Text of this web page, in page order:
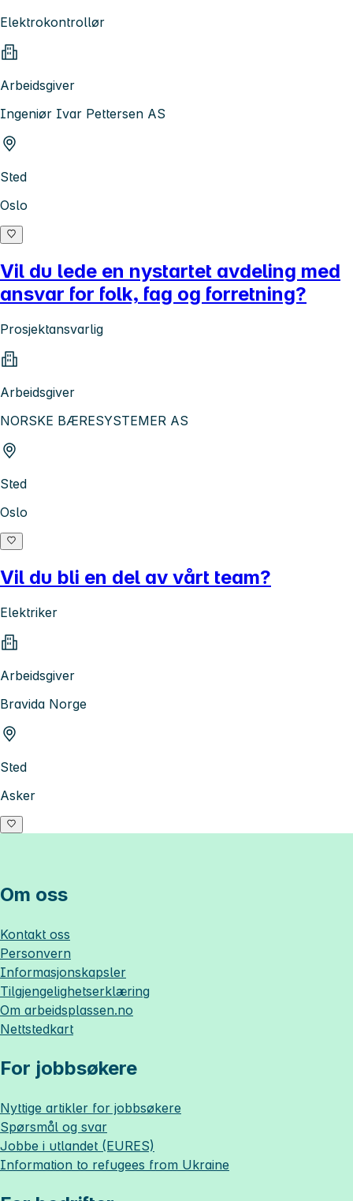
Elektrokontrollør
Arbeidsgiver
Ingeniør Ivar Pettersen AS
Sted
Oslo
Vil du lede en nystartet avdeling med
ansvar for folk, fag og forretning?
Prosjektansvarlig
Arbeidsgiver
NORSKE BÆRESYSTEMER AS
Sted
Oslo
Vil du bli en del av vårt team?
Elektriker
Arbeidsgiver
Bravida Norge
Sted
Asker
Om oss
Kontakt oss
Personvern
Informasjonskapsler
Tilgjengelighetserklæring
Om arbeidsplassen.no
Nettstedkart
For jobbsøkere
Nyttige artikler for jobbsøkere
Spørsmål og svar
Jobbe i utlandet (EURES)
Information to refugees from Ukraine